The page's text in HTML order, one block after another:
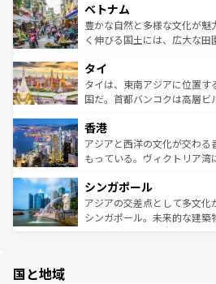
参照してほしい。
容にもいいと評判のスイーツ
が味わえる。 なお、新
照してほしい。
き、地方に足を延ばせば四季
できる。そして、キムチや
まで、さまざまな韓国料理
リティに包まれながら、韓国
わってみてほし
覧を参照してほしい。
ベトナム
豊かな自然と多様な文化が
く伸びる国土には、広大な
急速な発展と共に伝統が息づ
ーチミン市のフランス統治時
醸し出している。また、バラ
とつ。フォーやバインミー、
ひ現地で味わいたい。どの
が旅行者を迎えてくれるので
参照してほしい。
タイ
タイは、東南アジアに位置す
国だ。首都バンコクは高層ビ
の活気が交差している。北部
帯で自然と触れ合い、南部
いビーチでリゾート気分を楽
激する。気候は一年中温暖で
が待っている。親しみやす
た文化、そして多様な観光資
香港
アジアと西洋の文化が交わ
もっている。ヴィクトリア湾
み、どこを訪れても感動する
ており、効率よく見どころ
うな絶景から文化的な体験ま
シンガポール
アジアの交差点として多文
シンガポール。未来的な建築
国と地域